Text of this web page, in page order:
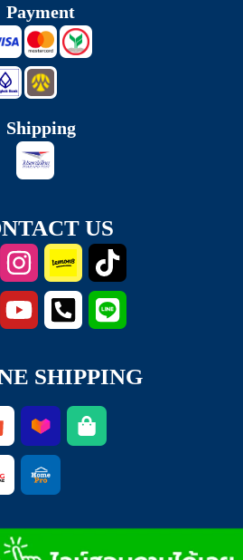
Payment
Shipping
US
SHIPPING